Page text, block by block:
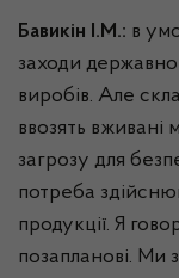
Бавикін І.М.: в
заходи
виробів. Але
ввозять вживані
загрозу для
потреба
продукції. Я
позапланові. Ми